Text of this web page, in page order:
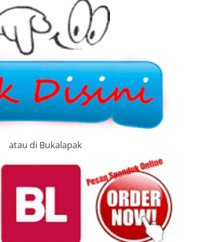
atau di Bukalapak